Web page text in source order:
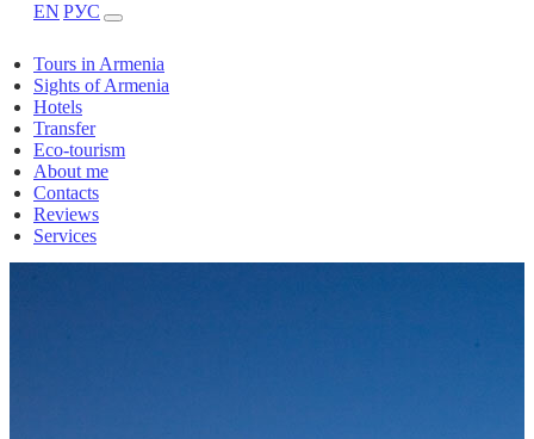
EN РУС
Tours in Armenia
Sights of Armenia
Hotels
Transfer
Eco-tourism
About me
Contacts
Reviews
Services